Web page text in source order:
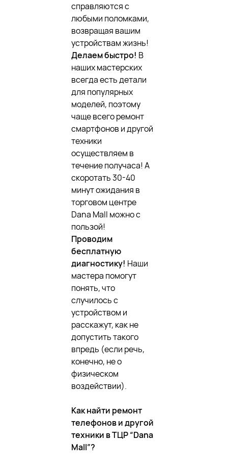
справляются с
любыми поломками,
возвращая вашим
устройствам жизнь!
Делаем быстро! В
наших мастерских
всегда есть детали
для популярных
моделей, поэтому
чаще всего ремонт
смартфонов и другой
техники
осуществляем в
течение получаса! А
скоротать 30-40
минут ожидания в
торговом центре
Dana Mall можно с
пользой!
Проводим
бесплатную
диагностику! Наши
мастера помогут
понять, что
случилось с
устройством и
расскажут, как не
допустить такого
впредь (если речь,
конечно, не о
физическом
воздействии).
Как найти ремонт
телефонов и другой
техники в ТЦР “Dana
Mall”?